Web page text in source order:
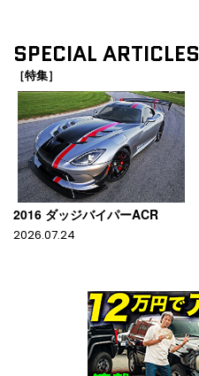
SPECIAL ARTICLES
［特集］
2016 ダッジバイパーACR
2026.07.24